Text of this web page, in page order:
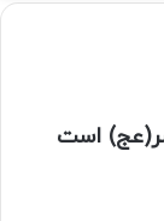
است